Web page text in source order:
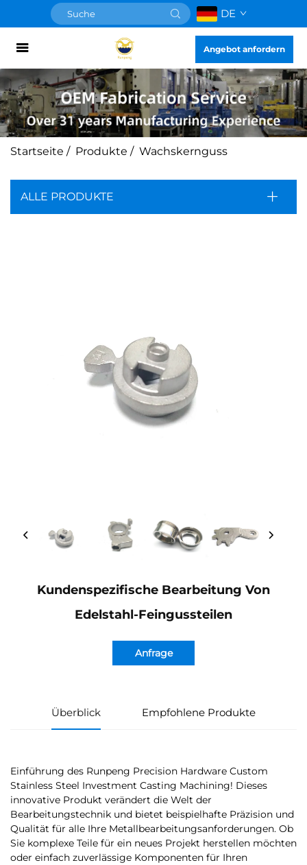
DE
Angebot anfordern
Startseite / Produkte / Wachskernguss
ALLE PRODUKTE
Kundenspezifische Bearbeitung Von
Edelstahl-Feingussteilen
Anfrage
Überblick Empfohlene Produkte
Einführung des Runpeng Precision Hardware Custom
Stainless Steel Investment Casting Machining! Dieses
innovative Produkt verändert die Welt der
Bearbeitungstechnik und bietet beispielhafte Präzision und
Qualität für alle Ihre Metallbearbeitungsanforderungen. Ob
Sie komplexe Teile für ein neues Projekt herstellen möchten
oder einfach zuverlässige Komponenten für Ihren